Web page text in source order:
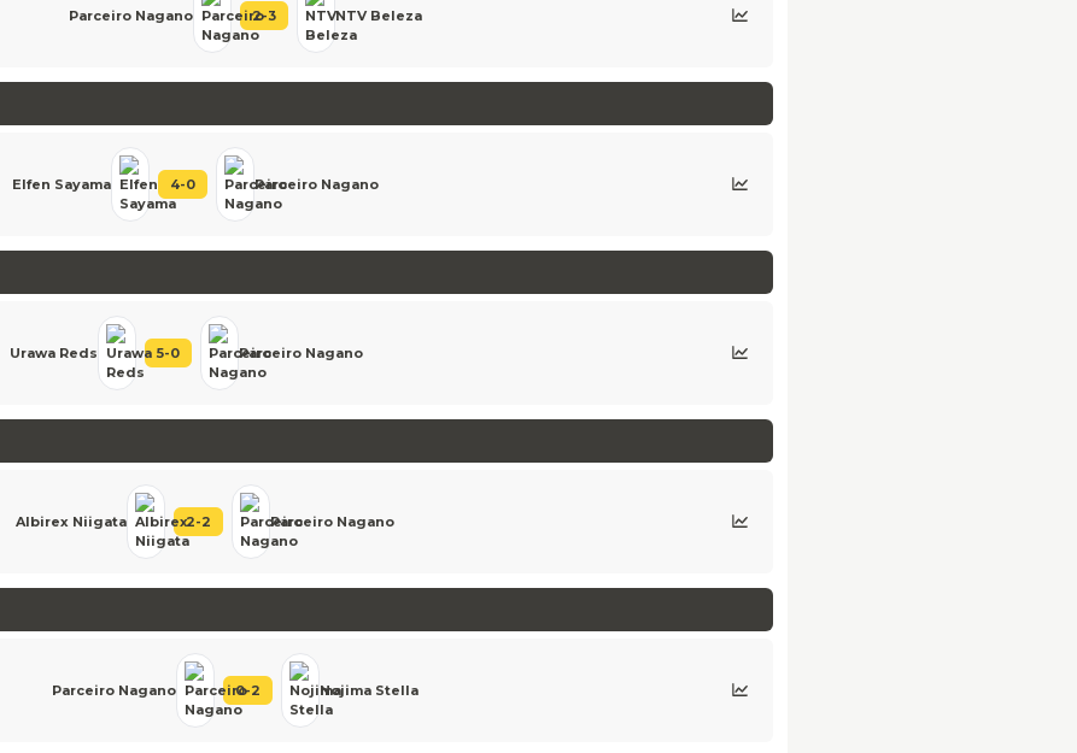
Parceiro Nagano 2-3 NTV Beleza
Elfen Sayama 4-0 Parceiro Nagano
Urawa Reds 5-0 Parceiro Nagano
Albirex Niigata 2-2 Parceiro Nagano
Parceiro Nagano 0-2 Nojima Stella